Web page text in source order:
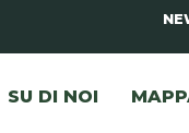
SU DI NOI